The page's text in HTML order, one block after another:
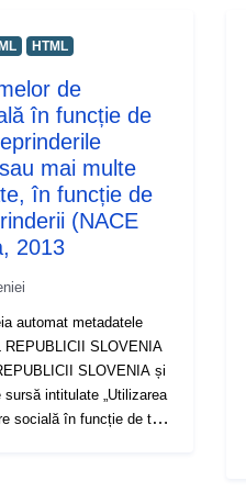
HTML
de
în funcție de
mai multe
în funcție de
(NACE
2013
automat metadatele
REPUBLICII SLOVENIA
SLOVENIA și
intitulate „Utilizarea
socială în funcție de tip